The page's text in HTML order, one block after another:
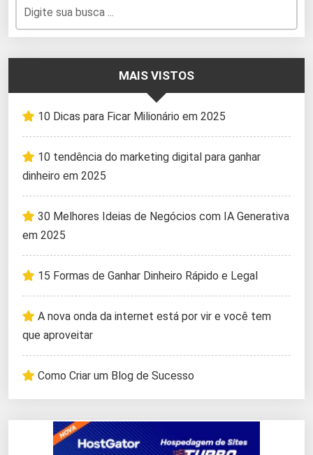
MAIS VISTOS
10 Dicas para Ficar Milionário em 2025
10 tendência do marketing digital para ganhar
dinheiro em 2025
30 Melhores Ideias de Negócios com IA Generativa
em 2025
15 Formas de Ganhar Dinheiro Rápido e Legal
A nova onda da internet está por vir e você tem
que aproveitar
Como Criar um Blog de Sucesso